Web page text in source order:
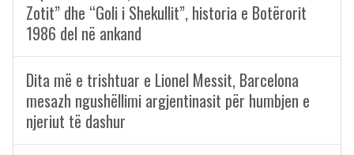
Zotit” dhe “Goli i Shekullit”, historia e Botërorit
1986 del në ankand
Dita më e trishtuar e Lionel Messit, Barcelona
mesazh ngushëllimi argjentinasit për humbjen e
njeriut të dashur